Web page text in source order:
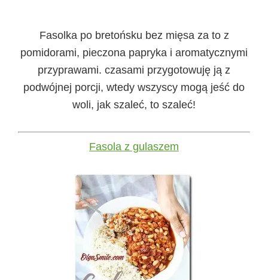
Fasolka po bretońsku bez mięsa za to z
pomidorami, pieczona papryka i aromatycznymi
przyprawami. czasami przygotowuję ją z
podwójnej porcji, wtedy wszyscy mogą jeść do
woli, jak szaleć, to szaleć!
Fasola z gulaszem